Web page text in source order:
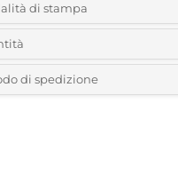
di stampa
stampa e il colore del vostro
lato)
di spedizione